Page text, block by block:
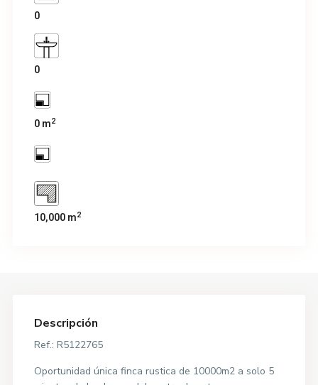
0
0
0 m2
10,000 m2
Descripción
Ref.: R5122765
Oportunidad única finca rustica de 10000m2 a solo 5